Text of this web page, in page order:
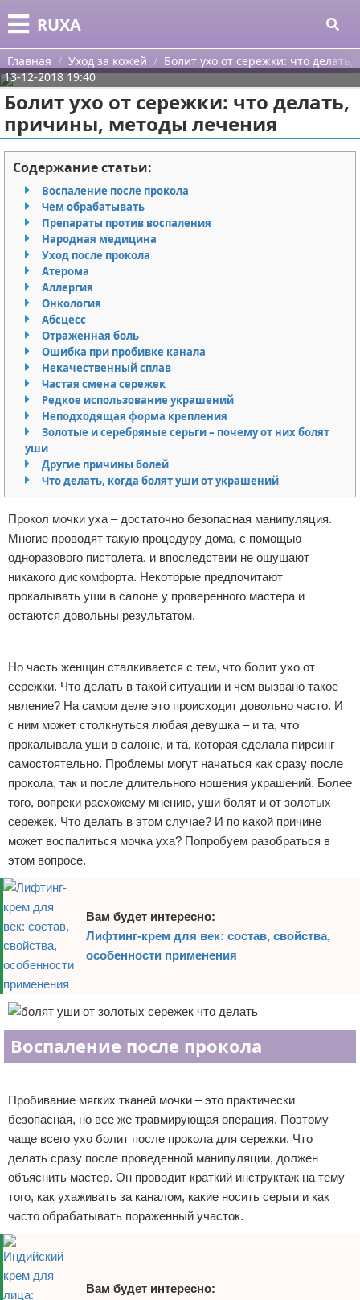
RUXA
Меню
Главная
Категории
Уход за кожей
Одежда
Шоппинг
Подарки
Украшения
Косметика
Уход за волосами
Уход за ногтями
Макияж
СПА процедуры
Парфюмерия
Прически
Разное
Уход за лицом
Поиск
О проекте
Контакты
Сотрудничество
Размещение рекламы
Для правообладателей
Условия предоставления информации
Отказ от ответственности
Главная Уход за кожей
Болит ухо от сережки: что
13-12-2018 19:40
Болит ухо от сережки: что делать,
причины, методы лечения
Содержание статьи:
Воспаление после прокола
Чем обрабатывать
Препараты против воспаления
Народная медицина
Уход после прокола
Атерома
Аллергия
Онкология
Абсцесс
Отраженная боль
Ошибка при пробивке канала
Некачественный сплав
Частая смена сережек
Редкое использование украшений
Неподходящая форма крепления
Золотые и серебряные серьги – почему от них болят
уши
Другие причины болей
Что делать, когда болят уши от украшений
Прокол мочки уха – достаточно безопасная манипуляция.
Многие проводят такую процедуру дома, с помощью
одноразового пистолета, и впоследствии не ощущают
никакого дискомфорта. Некоторые предпочитают
прокалывать уши в салоне у проверенного мастера и
остаются довольны результатом.
Но часть женщин сталкивается с тем, что болит ухо от
сережки. Что делать в такой ситуации и чем вызвано такое
явление? На самом деле это происходит довольно часто. И
с ним может столкнуться любая девушка – и та, что
прокалывала уши в салоне, и та, которая сделала пирсинг
самостоятельно. Проблемы могут начаться как сразу после
прокола, так и после длительного ношения украшений. Более
того, вопреки расхожему мнению, уши болят и от золотых
сережек. Что делать в этом случае? И по какой причине
может воспалиться мочка уха? Попробуем разобраться в
этом вопросе.
Вам будет интересно:
Лифтинг-крем для век: состав, свойства,
особенности применения
Воспаление после прокола
Пробивание мягких тканей мочки – это практически
безопасная, но все же травмирующая операция. Поэтому
чаще всего ухо болит после прокола для сережки. Что
делать сразу после проведенной манипуляции, должен
объяснить мастер. Он проводит краткий инструктаж на тему
того, как ухаживать за каналом, какие носить серьги и как
часто обрабатывать пораженный участок.
Вам будет интересно: